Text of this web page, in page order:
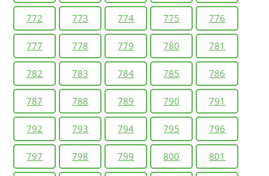
772 773 774 775 776
777 778 779 780 781
782 783 784 785 786
787 788 789 790 791
792 793 794 795 796
797 798 799 800 801